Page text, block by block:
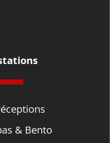
& Bento